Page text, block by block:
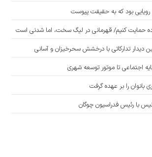
بود که به حقیقت پیوست
حمایت کنیم/ قهرمانی در لیگ سخت، اما شدنی است
تدارکاتی با درخشش سحرخیزان و آسانی
اجتماعی تا موتور توسعه شهری
را بر عهده گرفت
با رئیس فدراسیون چوگان